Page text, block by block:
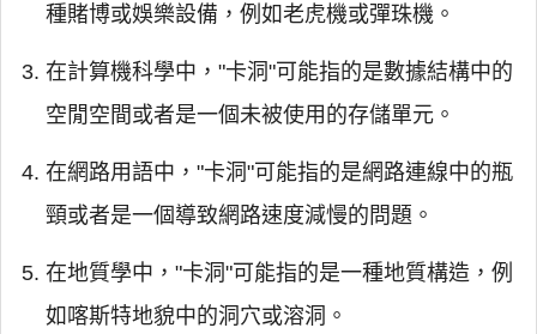
種賭博或娛樂設備，例如老虎機或彈珠機。
在計算機科學中，"卡洞"可能指的是數據結構中的
空閒空間或者是一個未被使用的存儲單元。
在網路用語中，"卡洞"可能指的是網路連線中的瓶
頸或者是一個導致網路速度減慢的問題。
在地質學中，"卡洞"可能指的是一種地質構造，例
如喀斯特地貌中的洞穴或溶洞。